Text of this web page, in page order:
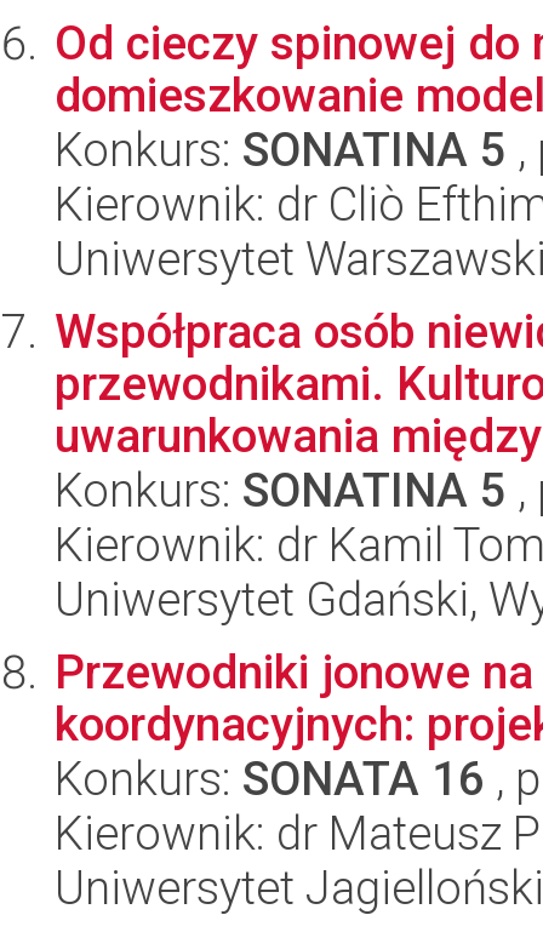
Od cieczy spinowej do
domieszkowanie
Konkurs: SONATINA 5
Kierownik: dr Cliò
Uniwersytet
Współpraca osób
przewodnikami.
uwarunkowania
Konkurs: SONATINA 5
Kierownik: dr Kamil
Uniwersytet Gdański,
Przewodniki jonowe
koordynacyjnych:
Konkurs: SONATA 16 ,
Kierownik: dr Mateusz
Uniwersytet